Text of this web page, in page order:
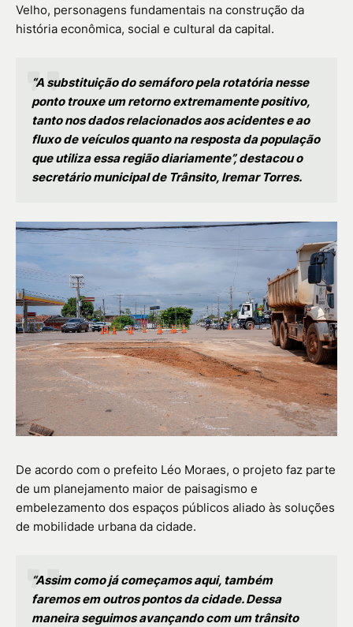
Velho, personagens fundamentais na construção da
história econômica, social e cultural da capital.
“A substituição do semáforo pela rotatória nesse
ponto trouxe um retorno extremamente positivo,
tanto nos dados relacionados aos acidentes e ao
fluxo de veículos quanto na resposta da população
que utiliza essa região diariamente”, destacou o
secretário municipal de Trânsito, Iremar Torres.
De acordo com o prefeito Léo Moraes, o projeto faz parte
de um planejamento maior de paisagismo e
embelezamento dos espaços públicos aliado às soluções
de mobilidade urbana da cidade.
“Assim como já começamos aqui, também
faremos em outros pontos da cidade. Dessa
maneira seguimos avançando com um trânsito